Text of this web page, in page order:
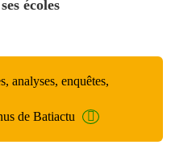
écoles
analyses, enquêtes,
de Batiactu